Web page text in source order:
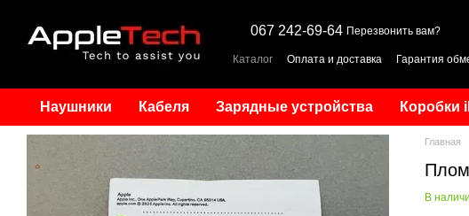
067 242-69-64 Перезвонить вам?
Каталог Оплата и доставка Гарантия
Наушники Кабеля Зарядные устройства Коробки
Главная
В